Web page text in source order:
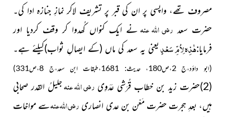
مصروف تھے، واپسی پر ان کی قبر پر تشریف لاکر نمازِ جنازہ ادا کی۔
حضرت سعد رضی اللہ عنہنے ایک کنواں کُھدوا کر وقف کردیا اور
فرمایا:ھٰذِہ لِاُمِّ سَعْدٍیعنی یہ سعد کی ماں (کے ایصالِ ثواب)کیلئے ہے۔
(ابو داوٴد،ج 2،ص180، حدیث: 1681،طبقات ابن سعد،ج 8،ص331)
(2)حضرت زید بن خطاب قُرَشی عَدَوِی رضی اللہ عنہجلیلُ القدر صحابی
ہیں، بعدِ ہجرت حضرت مَعْن بن عدی انصاری رضی اللہ عنہسے مواخات